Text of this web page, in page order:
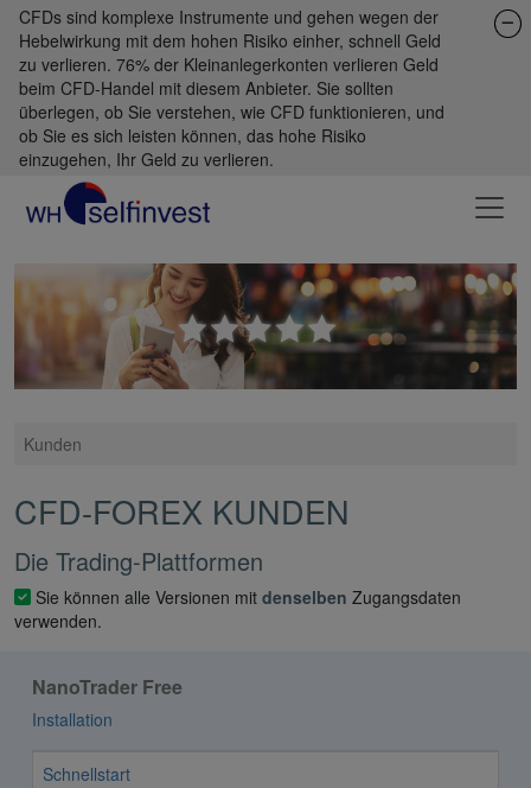
CFDs sind komplexe Instrumente und gehen wegen der
Hebelwirkung mit dem hohen Risiko einher, schnell Geld
zu verlieren. 76% der Kleinanlegerkonten verlieren Geld
beim CFD-Handel mit diesem Anbieter. Sie sollten
überlegen, ob Sie verstehen, wie CFD funktionieren, und
ob Sie es sich leisten können, das hohe Risiko
einzugehen, Ihr Geld zu verlieren.
Kunden
CFD-FOREX KUNDEN
Die Trading-Plattformen
Sie können alle Versionen mit denselben Zugangsdaten
verwenden.
NanoTrader Free
Installation
Schnellstart